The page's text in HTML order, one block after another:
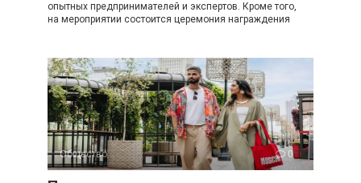
опытных предпринимателей и экспертов. Кроме того,
на мероприятии состоится церемония награждения
Общество 0